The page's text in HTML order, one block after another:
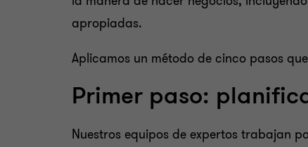
apropiadas.
Aplicamos un método de cinco pasos
Primer paso:
Nuestros equipos de expertos trabajan